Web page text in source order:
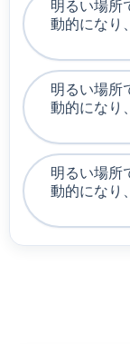
明るい場所
動的になり
明るい場所
動的になり
明るい場所
動的になり